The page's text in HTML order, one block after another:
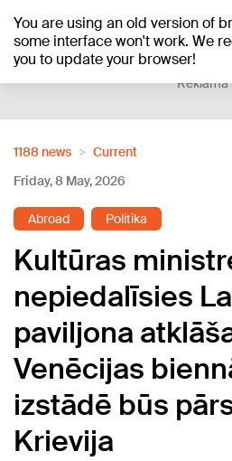
You are using an old version of
some interface won't work. We
you to update your browser!
+24°C
Reklāma
1188 news
Current
Friday, 8 May, 2026
Abroad Politika
Kultūras
nepiedalīsies
paviljona
Venēcijas
izstādē būs
Krievija